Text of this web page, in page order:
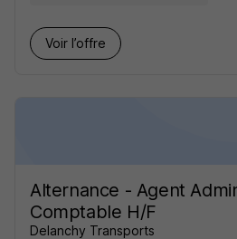
Voir l’offre
Alternance - Agent
Comptable H/F
Delanchy Transports